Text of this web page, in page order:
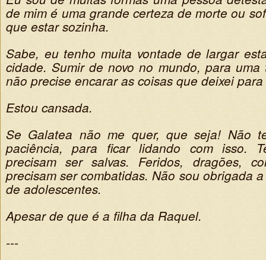
de mim é uma grande certeza de morte ou
que estar sozinha.
Sabe, eu tenho muita vontade de largar
cidade. Sumir de novo no mundo, para
não precise encarar as coisas que deixei
Estou cansada.
Se Galatea não me quer, que seja! Não
paciência, para ficar lidando com isso.
precisam ser salvas. Feridos, dragões,
precisam ser combatidas. Não sou obrigada
de adolescentes.
Apesar de que é a filha da Raquel.
---